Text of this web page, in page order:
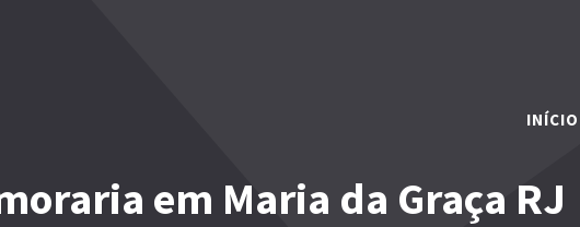
INÍCIO
em Maria da Graça RJ